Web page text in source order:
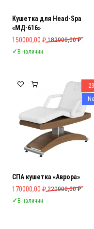
Кушетка для Head-Spa
«МД-616»
182000,00₽
Первоначальная цена
150000,00 ₽
Текущая цена: 150000,00 ₽.
✓В наличии
-
СПА кушетка «Аврора»
220000,00₽
Первоначальная цена
170000,00 ₽
Текущая цена: 170000,00 ₽.
✓В наличии